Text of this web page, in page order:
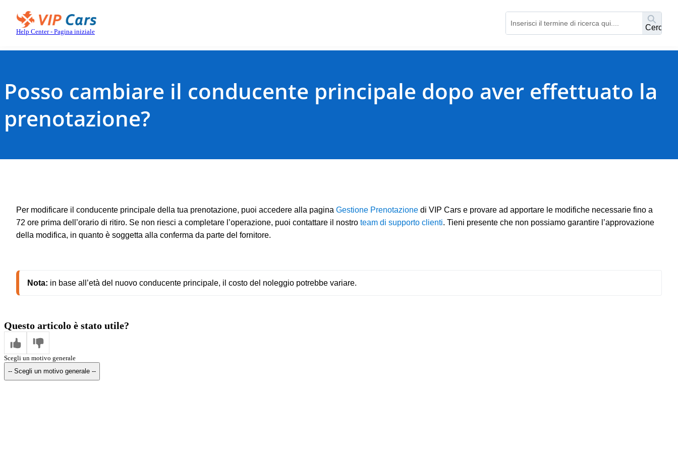
contenuto
principale
Help Center - Pagina iniziale Cerca
Posso cambiare il conducente principale dopo aver effettuato la
prenotazione?
Per modificare il conducente principale della tua prenotazione, puoi accedere alla pagina Gestione Prenotazione di VIP Cars e provare ad apportare le modifiche necessarie fino a
72 ore prima dell’orario di ritiro. Se non riesci a completare l’operazione, puoi contattare il nostro team di supporto clienti. Tieni presente che non possiamo garantire l’approvazione
della modifica, in quanto è soggetta alla conferma da parte del fornitore.
Nota: in base all’età del nuovo conducente principale, il costo del noleggio potrebbe variare.
Questo articolo è stato utile?
Scegli un motivo generale
-- Scegli un motivo generale --